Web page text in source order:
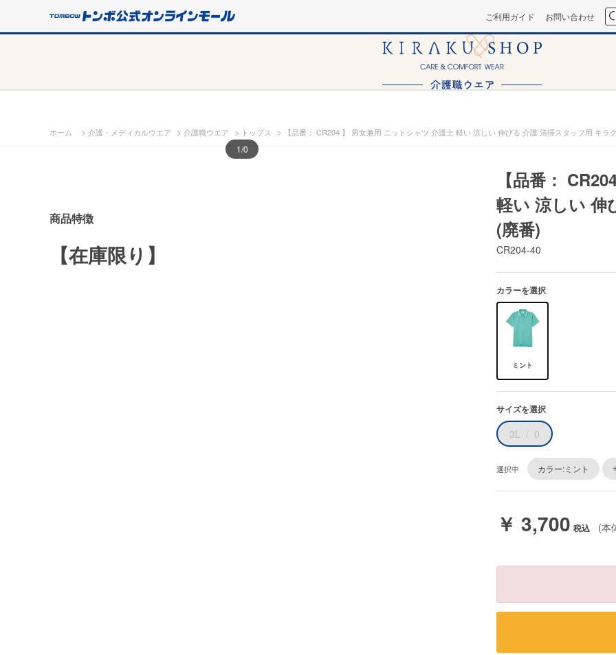
ご利用ガイド お問い合わせ
ホーム > 介護・メディカルウエア > 介護職ウエア > トップス > 【品番： CR204 】 男女兼用 ニットシャツ 介護士 軽い 涼しい 伸びる 介護 清掃スタッフ用 キラ
1/0
商品特徴
【在庫限り】
【品番：
軽い 涼しい 伸
(廃番)
CR204-40
カラーを選択
ミント
サイズを選択
3L 0
選択中 カラー:ミント
￥ 3,700 (本